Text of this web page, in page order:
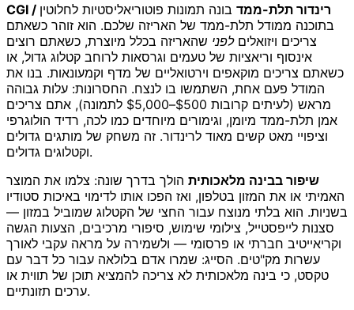
CGI / רינדור תלת-ממד בונה תמונות פוטוריאליסטיות לחלוטין
בתוכנה ממודל תלת-ממד של האריזה שלכם. הוא זוהר כשאתם
צריכים ויזואליםלפני שהאריזה בכלל מיוצרת, כשאתם רוצים
אינסוף וריאציות של טעמים וגרסאות לרוחב קטלוג גדול, או
כשאתם צריכים מוקאפים וירטואליים של מדף וקמעונאות. בנו את
המודל פעם אחת, השתמשו בו לנצח. החסרונות: עלות גבוהה
מראש (לעיתים קרובות $500–$5,000 לתמונה), אתם צריכים
אמן תלת-ממד מיומן, וגימורים מיוחדים כמו לכה, רדיד הולוגרפי
וציפויי מאט קשים מאוד לרינדור. זה משחק של מותגים גדולים
וקטלוגים גדולים.
שיפור בבינה מלאכותית הולך בדרך שונה: צלמו את המוצר
האמיתי או את המזון בטלפון, ואז הפכו אותו לדימוי באיכות סטודיו
בשניות. הוא בלתי מנוצח עבור החצי של הקטלוג שמוביל במזון —
סצנות לייפסטייל, צילומי שימוש, סיפורי מרכיבים, הצעות הגשה
וקריאייטיב חברתי או פרסומי — ולשמירה על מראה עקבי לאורך
עשרות מק"טים. הסייג: שמרו אדם בלולאה עבור כל דבר עם
טקסט, כי בינה מלאכותית לא צריכה להמציא תוכן של תווית או
ערכים תזונתיים.